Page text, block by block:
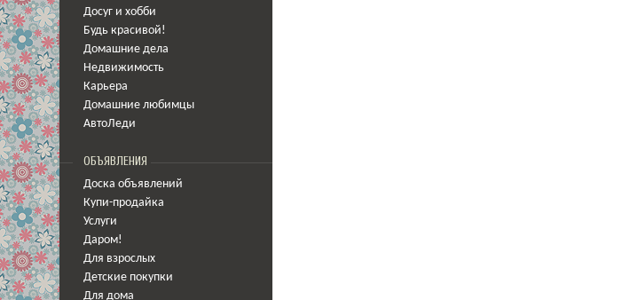
Досуг и хобби
Будь красивой!
Домашние дела
Недвижимость
Карьера
Домашние любимцы
АвтоЛеди
ОБЪЯВЛЕНИЯ
Доска объявлений
Купи-продайка
Услуги
Даром!
Для взрослых
Детские покупки
Для дома